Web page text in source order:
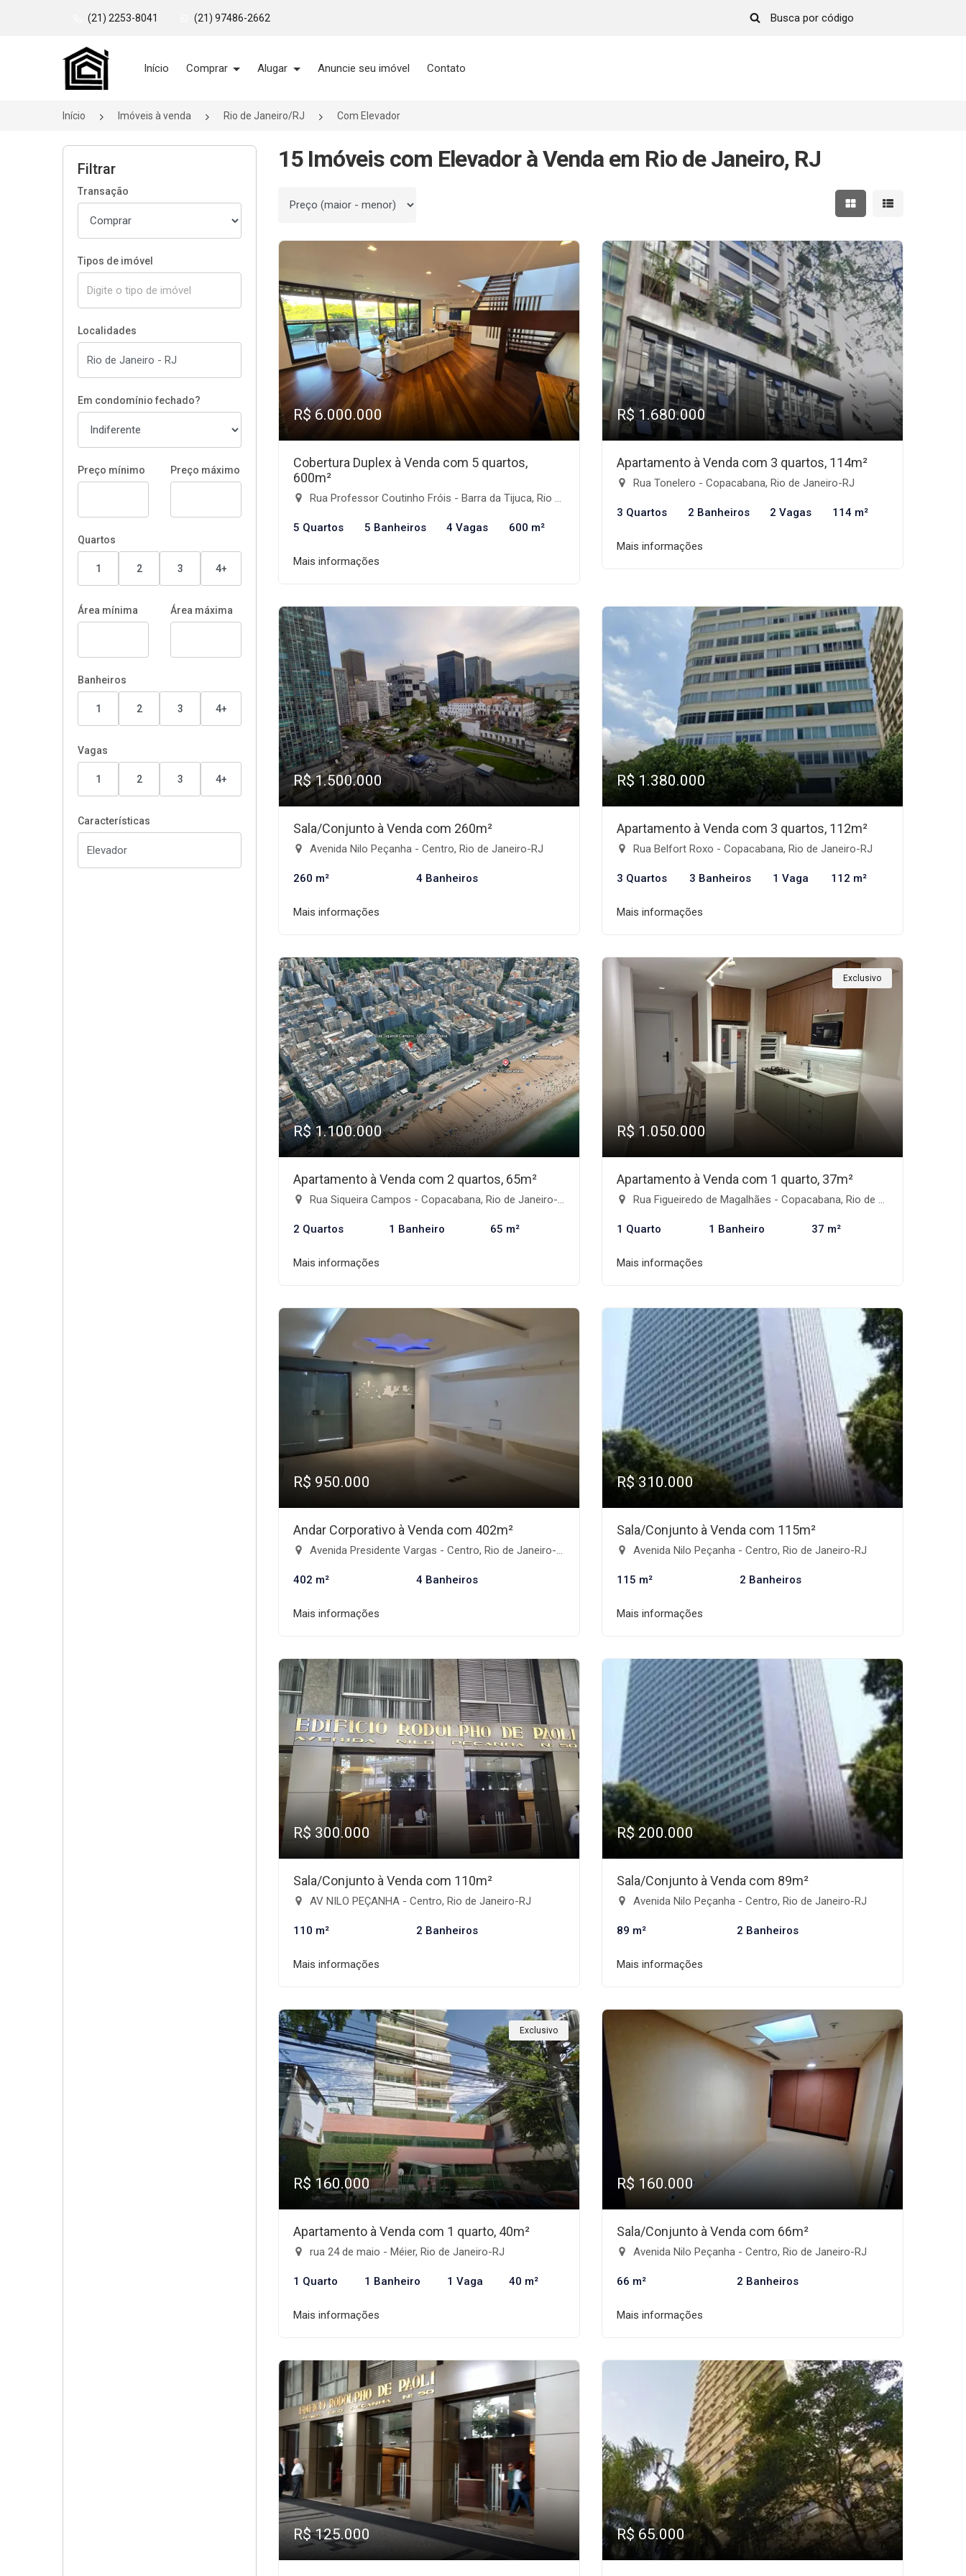
(21) 2253-8041 (21) 97486-2662
Página inicial
Início Comprar Alugar Anuncie seu imóvel Contato
Início Imóveis à venda Rio de Janeiro/RJ Com Elevador
Filtrar
Transação
Tipos de imóvel
Localidades
Em condomínio fechado?
Preço mínimo Preço máximo
Quartos
1 2 3 4+
Área mínima Área máxima
Banheiros
1 2 3 4+
Vagas
1 2 3 4+
Características
15 Imóveis com Elevador à Venda em Rio de Janeiro, RJ
Ordenar por Mostrar resultados em
Mostrar
R$ 6.000.000
Cobertura Duplex à Venda com 5 quartos,
600m²
Rua Professor Coutinho Fróis - Barra da Tijuca, Rio de Janeiro-RJ
5 Quartos 5 Banheiros 4 Vagas 600 m²
Mais informações
R$ 1.680.000
Apartamento à Venda com 3 quartos, 114m²
Rua Tonelero - Copacabana, Rio de Janeiro-RJ
3 Quartos 2 Banheiros 2 Vagas 114 m²
Mais informações
R$ 1.500.000
Sala/Conjunto à Venda com 260m²
Avenida Nilo Peçanha - Centro, Rio de Janeiro-RJ
260 m² 4 Banheiros
Mais informações
R$ 1.380.000
Apartamento à Venda com 3 quartos, 112m²
Rua Belfort Roxo - Copacabana, Rio de Janeiro-RJ
3 Quartos 3 Banheiros 1 Vaga 112 m²
Mais informações
R$ 1.100.000
Apartamento à Venda com 2 quartos, 65m²
Rua Siqueira Campos - Copacabana, Rio de Janeiro-RJ
2 Quartos 1 Banheiro 65 m²
Mais informações
Exclusivo
R$ 1.050.000
Apartamento à Venda com 1 quarto, 37m²
Rua Figueiredo de Magalhães - Copacabana, Rio de Janeiro-RJ
1 Quarto 1 Banheiro 37 m²
Mais informações
R$ 950.000
Andar Corporativo à Venda com 402m²
Avenida Presidente Vargas - Centro, Rio de Janeiro-RJ
402 m² 4 Banheiros
Mais informações
R$ 310.000
Sala/Conjunto à Venda com 115m²
Avenida Nilo Peçanha - Centro, Rio de Janeiro-RJ
115 m² 2 Banheiros
Mais informações
R$ 300.000
Sala/Conjunto à Venda com 110m²
AV NILO PEÇANHA - Centro, Rio de Janeiro-RJ
110 m² 2 Banheiros
Mais informações
R$ 200.000
Sala/Conjunto à Venda com 89m²
Avenida Nilo Peçanha - Centro, Rio de Janeiro-RJ
89 m² 2 Banheiros
Mais informações
Exclusivo
R$ 160.000
Apartamento à Venda com 1 quarto, 40m²
rua 24 de maio - Méier, Rio de Janeiro-RJ
1 Quarto 1 Banheiro 1 Vaga 40 m²
Mais informações
R$ 160.000
Sala/Conjunto à Venda com 66m²
Avenida Nilo Peçanha - Centro, Rio de Janeiro-RJ
66 m² 2 Banheiros
Mais informações
R$ 125.000 R$ 65.000